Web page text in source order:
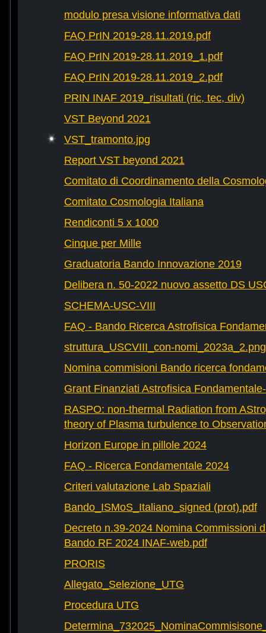
modulo presa visione informativa dati
FAQ PrIN 2019-28.11.2019.pdf
FAQ PrIN 2019-28.11.2019_1.pdf
FAQ PrIN 2019-28.11.2019_2.pdf
PRIN INAF 2019_risultati (ric, tec, div)
VST Beyond 2021
VST_tramonto.jpg
Report VST beyond 2021
Comitato di Coordinamento della
Comitato Cosmologia Italiana
Rendiconti 5 x 1000
Cinque per Mille
Graduatoria Bando Innovazione 2019
Delibera n. 50-2022 nuovo assetto DS
SCHEMA-USC-VIII
FAQ - Bando Ricerca Astrofisica
struttura_USCVIII_con-nomi_2023a_2.png
Nomina commisioni Bando ricerca
Grant Finanziati Astrofisica
RASPO: non-thermal Radiation from
theory of Plasma turbulence to
Horizon Europe in pillole 2024
FAQ - Ricerca Fondamentale 2024
Criteri valutazione Lab Spaziali
Bando_ISMoS_Italiano_signed (prot).pdf
Decreto n.39-2024 Nomina Commissioni
Bando RF 2024 INAF-web.pdf
PRORIS
Allegato_Selezione_UTG
Procedura UTG